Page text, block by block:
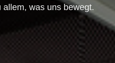
was uns bewegt.